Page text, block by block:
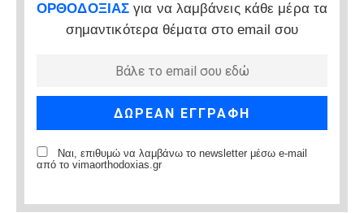
ΟΡΘΟΔΟΞΙΑΣ για να λαμβάνεις κάθε μέρα τα
σημαντικότερα θέματα στο email σου
Ναι, επιθυμώ να λαμβάνω το newsletter μέσω e-mail
από το vimaorthodoxias.gr